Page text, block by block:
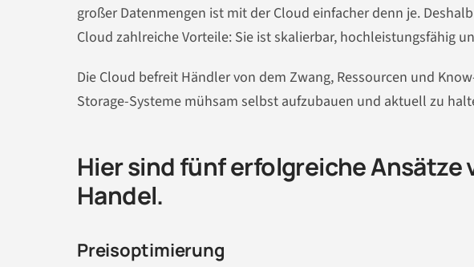
großer Datenmengen ist mit der Cloud einfacher denn je.
Cloud zahlreiche Vorteile: Sie ist skalierbar, hochleistungsfähig
Die Cloud befreit Händler von dem Zwang, Ressourcen und
Storage-Systeme mühsam selbst aufzubauen und aktuell zu
Hier sind fünf erfolgreiche Ansätze
Handel.
Preisoptimierung